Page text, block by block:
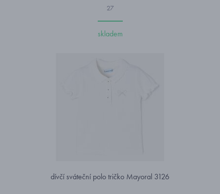
27
skladem
dívčí sváteční polo tričko Mayoral 3126